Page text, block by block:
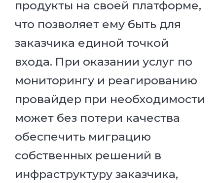
продукты на своей платформе,
что позволяет ему быть для
заказчика единой точкой
входа. При оказании услуг по
мониторингу и реагированию
провайдер при необходимости
может без потери качества
обеспечить миграцию
собственных решений в
инфраструктуру заказчика,